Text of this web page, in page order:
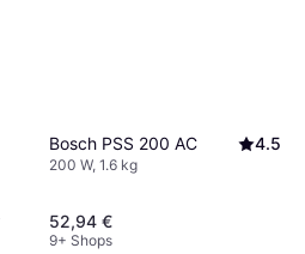
Bosch PSS 200 AC 4.5
200 W, 1.6 kg
52,94 €
9+ Shops